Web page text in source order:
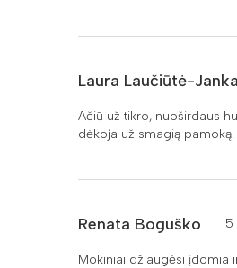
Laura Laučiūtė-
Ačiū už tikro, nuoširdaus
dėkoja už smagią pamoką!
Renata Boguško 5
Mokiniai džiaugėsi įdomia